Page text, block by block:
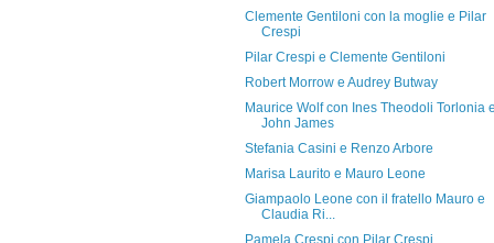
Clemente Gentiloni con la moglie e Pilar
Crespi
Pilar Crespi e Clemente Gentiloni
Robert Morrow e Audrey Butway
Maurice Wolf con Ines Theodoli Torlonia e
John James
Stefania Casini e Renzo Arbore
Marisa Laurito e Mauro Leone
Giampaolo Leone con il fratello Mauro e
Claudia Ri...
Pamela Crespi con Pilar Crespi